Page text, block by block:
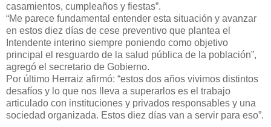
casamientos, cumpleaños y fiestas”.
“Me parece fundamental entender esta situación y avanzar
en estos diez días de cese preventivo que plantea el
Intendente interino siempre poniendo como objetivo
principal el resguardo de la salud pública de la población”,
agregó el secretario de Gobierno.
Por último Herraiz afirmó: “estos dos años vivimos distintos
desafíos y lo que nos lleva a superarlos es el trabajo
articulado con instituciones y privados responsables y una
sociedad organizada. Estos diez días van a servir para eso”.